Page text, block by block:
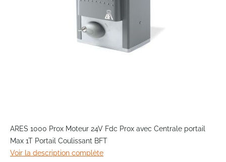
to
the
of
ARES 1000 Prox Moteur 24V Fdc Prox avec Centrale portail
Max 1T Portail Coulissant BFT
Voir la description complète